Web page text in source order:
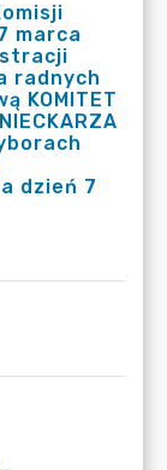
marca
radnych
KOMITET
dzień 7